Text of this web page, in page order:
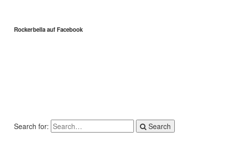
Rockerbella auf Facebook
Search for: Search